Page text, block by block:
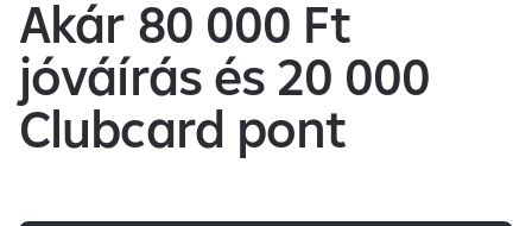
Akár 80 000 Ft
jóváírás és 20 000
Clubcard pont